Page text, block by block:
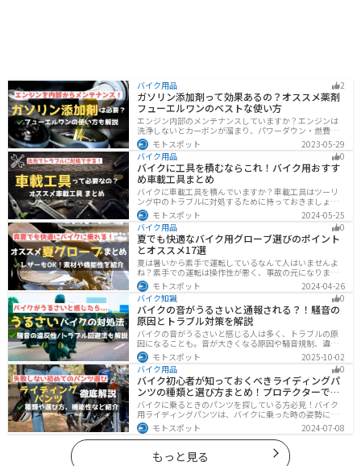
バイク用品 2
ガソリン添加剤って効果あるの？オススメ薬剤
フューエルワンのベストな使い方
エンジン内部のメンテナンスしていますか？エンジンは
洗浄しないとカーボンが溜まり、パワーダウン・燃費の
悪化、燃焼以上、エンジンの焼き付きなどのトラブルの
原因になります。定期的にガソリン添加剤を入れてエン
ジン内部も綺麗にしましょう。
モトスポット
2023-05-29
バイク用品
0
バイクに工具を積むならこれ！バイク用おすす
め車載工具まとめ
バイクに車載工具を積んでいますか？車載工具はツーリ
ング中のトラブルに対処するために持っておきましょ
う。車載工具でどんなことができるのか、どんな車載工
具を持っておけばいいのかなど、バイク用車載工具につ
いて紹介します！
モトスポット
2024-05-25
バイク用品
0
夏でも快適なバイク用グローブ選びのポイント
とオススメ17選
夏は暑いから素手で運転しているなんて人はいませんよ
ね？素手での運転は操作性が悪く、事故の元になりま
す。直射日光が当たり日焼けで余計に暑くなります。夏に
は夏用グローブを使うことで、素手より涼しく快適にバ
イクに乗ることができるので是非使いましょう。
モトスポット
2024-04-26
バイク知識
0
バイクの音がうるさいと通報される？！騒音の
原因とトラブル対策を解説
バイクの音がうるさいと感じる人は多く、トラブルの原
因になることも。音が大きくなる原因や騒音規制、違反
になるケースを解説し、ライダーができるマナーや配慮
の方法、さらには他人のバイクが迷惑なときの正しい対
処法まで紹介します。バイク好きも、周囲の騒音に悩む
人も必見の内容です。
モトスポット
2025-10-02
バイク用品
0
バイク初心者が知っておくべきライディングパ
ンツの種類と選び方まとめ！プロテクターで脚
を守ろう
バイクに乗るときのパンツを探している方必見！バイク
用ライディングパンツは、バイクに乗った時の姿勢に最
適化されているので快適にバイクに乗ることができま
す。プロテクター内蔵で安全性も高くなります。この記事
ではパンツの選び方や種類など初心者が知っておくべき
ことをまとめました。
モトスポット 2024-07-08
もっと見る